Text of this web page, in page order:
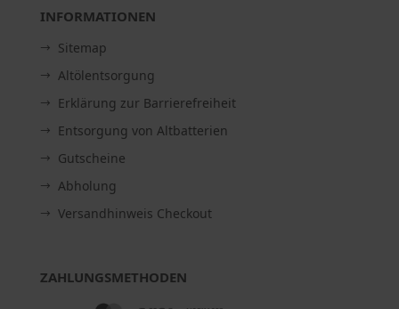
INFORMATIONEN
Sitemap
Altölentsorgung
Erklärung zur Barrierefreiheit
Entsorgung von Altbatterien
Gutscheine
Abholung
Versandhinweis Checkout
ZAHLUNGSMETHODEN